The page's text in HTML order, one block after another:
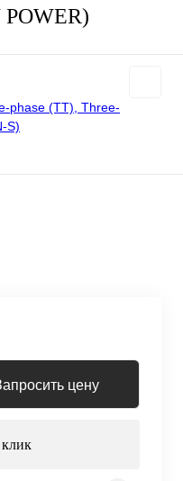
цену